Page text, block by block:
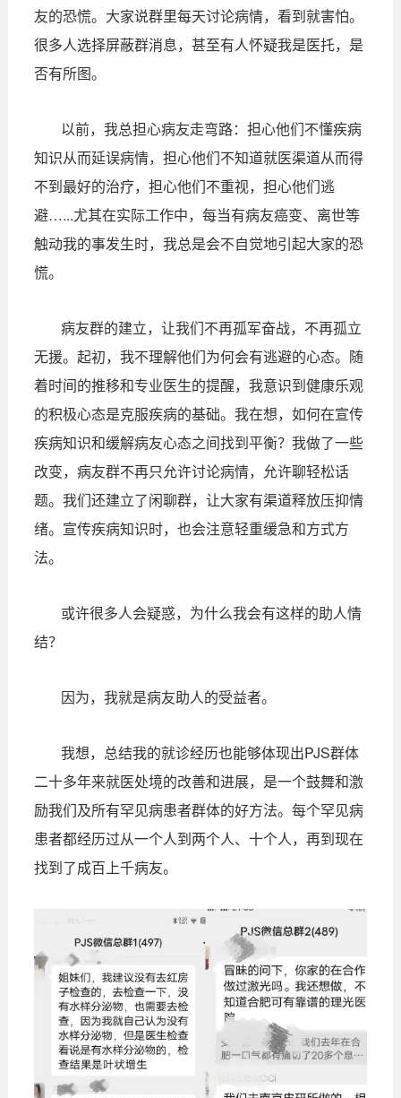
友的恐慌。大家说群里每天讨论病情，看到就害怕。
很多人选择屏蔽群消息，甚至有人怀疑我是医托，是
否有所图。
以前，我总担心病友走弯路：担心他们不懂疾病
知识从而延误病情，担心他们不知道就医渠道从而得
不到最好的治疗，担心他们不重视，担心他们逃
避…...尤其在实际工作中，每当有病友癌变、离世等
触动我的事发生时，我总是会不自觉地引起大家的恐
慌。
病友群的建立，让我们不再孤军奋战，不再孤立
无援。起初，我不理解他们为何会有逃避的心态。随
着时间的推移和专业医生的提醒，我意识到健康乐观
的积极心态是克服疾病的基础。我在想，如何在宣传
疾病知识和缓解病友心态之间找到平衡？我做了一些
改变，病友群不再只允许讨论病情，允许聊轻松话
题。我们还建立了闲聊群，让大家有渠道释放压抑情
绪。宣传疾病知识时，也会注意轻重缓急和方式方
法。
或许很多人会疑惑，为什么我会有这样的助人情
结？
因为，我就是病友助人的受益者。
我想，总结我的就诊经历也能够体现出PJS群体
二十多年来就医处境的改善和进展，是一个鼓舞和激
励我们及所有罕见病患者群体的好方法。每个罕见病
患者都经历过从一个人到两个人、十个人，再到现在
找到了成百上千病友。